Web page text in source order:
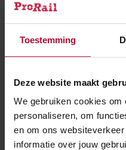
Toestemming
Deze website maakt
We gebruiken cookies
personaliseren, om
en om ons
informatie over jouw
Check de reisplanner
Meer over:
Werkzaamheden
Rotterdam